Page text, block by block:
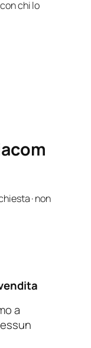
chi lo
· non
a